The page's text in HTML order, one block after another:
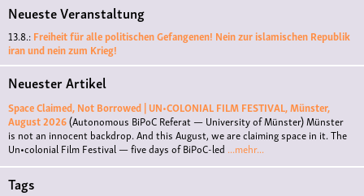
Neueste Veranstaltung
13.8.:Freiheit für alle politischen Gefangenen! Nein zur islamischen Republik
iran und nein zum Krieg!
Neuester Artikel
Space Claimed, Not Borrowed | UN•COLONIAL FILM FESTIVAL, Münster,
August 2026(Autonomous BiPoC Referat — University of Münster)Münster
is not an innocent backdrop. And this August, we are claiming space in it. The
Un•colonial Film Festival — five days of BiPoC-led ...mehr...
Tags